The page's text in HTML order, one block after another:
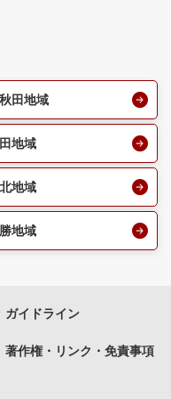
田地域
地域
地域
地域
ガイドライン
著作権・リンク・免責事項